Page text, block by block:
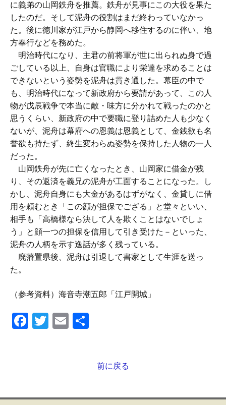
に義弟の山岡鉄舟を推薦。鉄舟が見事にこの大役を果た
したのだ。そして泥舟の役割はまだ終わっていなかっ
た。後に徳川家が江戸から静岡へ移住するのに伴い、地
方奉行などを務めた。
明治時代になり、主君の前将軍が世に出られぬ身で過
ごしている以上、自身は官職により栄達を求めることは
できないという姿勢を泥舟は貫き通した。幕臣の中で
も、明治時代になって新政府から要請があって、この人
物が戊辰戦争で本当に敵・味方に分かれて戦ったのかと
思うくらい、新政府の中で要職に登り詰めた人も少なく
ないが、泥舟は幕府への恩義は恩義として、金銭欲も名
誉欲も持たず、終生変わらぬ姿勢を保持した人物の一人
だった。
山岡鉄舟が先に亡くなったとき、山岡家に借金が残
り、その返済を義兄の泥舟が工面することになった。し
かし、泥舟自身にも大金があるはずがなく、金貸しに借
用を頼むとき「この顔が担保でござる」と堂々といい、
相手も「高橋様なら決して人を欺くことはないでしょ
う」と顔一つの担保を信用して引き受けた－といった、
泥舟の人柄を示す逸話が多く残っている。
廃藩置県後、泥舟は引退して書家として生涯を送っ
た。
（参考資料）海音寺潮五郎「江戸開城」
F
T
E
ナ
前に戻る